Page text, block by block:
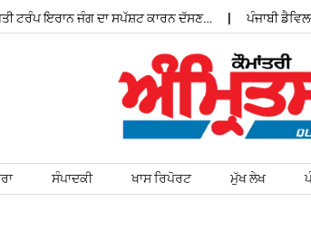
ਇਰਾਨ ਜੰਗ ਦਾ ਸਪੱਸ਼ਟ ਕਾਰਨ ਦੱਸਣ… ਪੰਜਾਬੀ ਡੈਵਿਲਜ
ਸੰਪਾਦਕੀ ਖਾਸ ਰਿਪੋਰਟ ਮੁੱਖ ਲੇਖ